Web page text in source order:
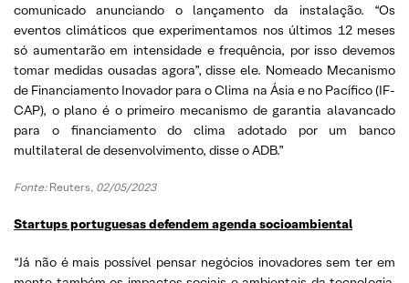
comunicado anunciando o lançamento da instalação. “Os
eventos climáticos que experimentamos nos últimos 12 meses
só aumentarão em intensidade e frequência, por isso devemos
tomar medidas ousadas agora”, disse ele. Nomeado Mecanismo
de Financiamento Inovador para o Clima na Ásia e no Pacífico (IF-
CAP), o plano é o primeiro mecanismo de garantia alavancado
para o financiamento do clima adotado por um banco
multilateral de desenvolvimento, disse o ADB.”
Fonte: Reuters, 02/05/2023
Startups portuguesas defendem agenda socioambiental
“Já não é mais possível pensar negócios inovadores sem ter em